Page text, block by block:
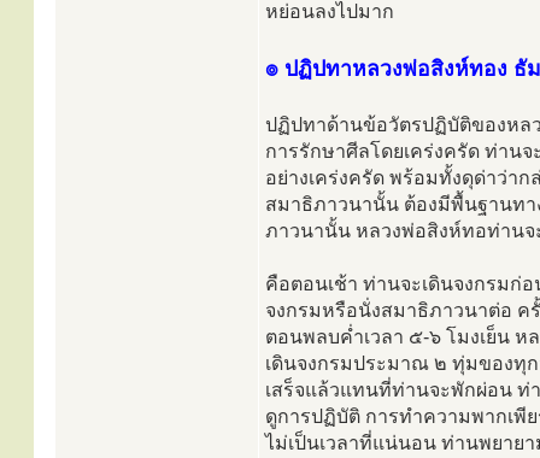
หย่อนลงไปมาก
๏ ปฏิปทาหลวงพ่อสิงห์ทอง ธั
ปฏิปทาด้านข้อวัตรปฏิบัติของหล
การรักษาศีลโดยเคร่งครัด ท่าน
อย่างเคร่งครัด พร้อมทั้งดุด่าว่า
สมาธิภาวนานั้น ต้องมีพื้นฐานทา
ภาวนานั้น หลวงพ่อสิงห์ทอท่านจ
คือตอนเช้า ท่านจะเดินจงกรมก่
จงกรมหรือนั่งสมาธิภาวนาต่อ ค
ตอนพลบค่ำเวลา ๕-๖ โมงเย็น ห
เดินจงกรมประมาณ ๒ ทุ่มของทุก
เสร็จแล้วแทนที่ท่านจะพักผ่อน ท่
ดูการปฏิบัติ การทำความพากเพี
ไม่เป็นเวลาที่แน่นอน ท่านพยาย